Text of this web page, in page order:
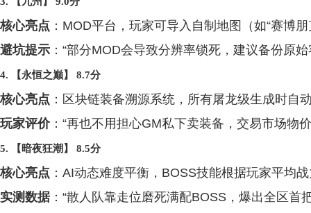
核心亮点 ：MOD平台，玩家可导入自制地图（如“赛博
避坑提示 ：“部分MOD会导致分辨率锁死，建议备份原始
4. 【永恒之巅】 8.7分
核心亮点 ：区块链装备溯源系统，所有屠龙级生成时自
玩家评价：“再也不用担心GM私下卖装备，交易市场物
5. 【暗夜狂潮】 8.5分
核心亮点 ：AI动态难度平衡，BOSS技能根据玩家平均
实测数据：“散人队靠走位磨死满配BOSS，爆出全区首